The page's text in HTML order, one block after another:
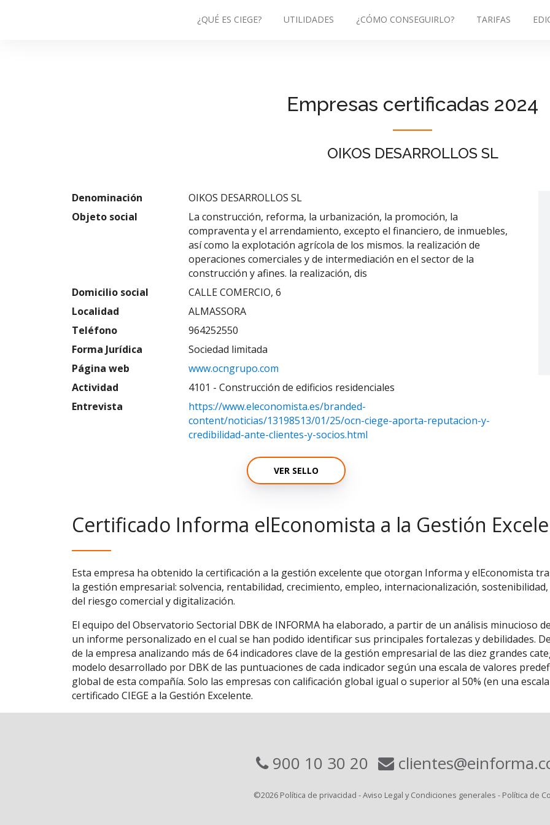
¿QUÉ ES CIEGE? UTILIDADES ¿CÓMO CONSEGUIRLO? TARIFAS
Empresas certificadas 2024
OIKOS DESARROLLOS SL
Denominación
OIKOS DESARROLLOS SL
Objeto social
La construcción, reforma, la urbanización, la promoción, la
compraventa y el arrendamiento, excepto el financiero, de inmuebles,
así como la explotación agrícola de los mismos. la realización de
operaciones comerciales y de intermediación en el sector de la
construcción y afines. la realización, dis
Domicilio social
CALLE COMERCIO, 6
Localidad
ALMASSORA
Teléfono
964252550
Forma Jurídica
Sociedad limitada
Página web
www.ocngrupo.com
Actividad
4101 - Construcción de edificios residenciales
Entrevista
https://www.eleconomista.es/branded-
content/noticias/13198513/01/25/ocn-ciege-aporta-reputacion-y-
credibilidad-ante-clientes-y-socios.html
VER SELLO
Certificado Informa elEconomista a la Gestión
Esta empresa ha obtenido la certificación a la gestión excelente que otorgan Informa y elEconomista
la gestión empresarial: solvencia, rentabilidad, crecimiento, empleo, internacionalización,
del riesgo comercial y digitalización.
El equipo del Observatorio Sectorial DBK de INFORMA ha elaborado, a partir de un análisis minucioso
un informe personalizado en el cual se han podido identificar sus principales fortalezas y debilidades.
de la empresa analizando más de 64 indicadores clave de la gestión empresarial de las diez grandes
modelo desarrollado por DBK de las puntuaciones de cada indicador según una escala de valores
global de esta compañía. Solo las empresas con calificación global igual o superior al 50% (en una
certificado CIEGE a la Gestión Excelente.
900 10 30 20
©2026 Política de privacidad -Aviso Legal y Condiciones generales - Política de